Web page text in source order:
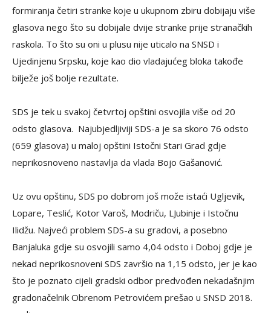
formiranja četiri stranke koje u ukupnom zbiru dobijaju više
glasova nego što su dobijale dvije stranke prije stranačkih
raskola. To što su oni u plusu nije uticalo na SNSD i
Ujedinjenu Srpsku, koje kao dio vladajućeg bloka takođe
bilježe još bolje rezultate.
SDS je tek u svakoj četvrtoj opštini osvojila više od 20
odsto glasova. Najubjedljiviji SDS-a je sa skoro 76 odsto
(659 glasova) u maloj opštini Istočni Stari Grad gdje
neprikosnoveno nastavlja da vlada Bojo Gašanović.
Uz ovu opštinu, SDS po dobrom još može istaći Ugljevik,
Lopare, Teslić, Kotor Varoš, Modriču, LJubinje i Istočnu
Ilidžu. Najveći problem SDS-a su gradovi, a posebno
Banjaluka gdje su osvojili samo 4,04 odsto i Doboj gdje je
nekad neprikosnoveni SDS završio na 1,15 odsto, jer je kao
što je poznato cijeli gradski odbor predvođen nekadašnjim
gradonačelnik Obrenom Petrovićem prešao u SNSD 2018.